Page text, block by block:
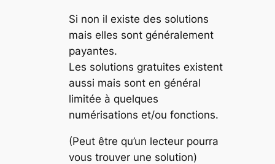
Si non il existe des solutions
mais elles sont généralement
payantes.
Les solutions gratuites existent
aussi mais sont en général
limitée à quelques
numérisations et/ou fonctions.
(Peut être qu’un lecteur pourra
vous trouver une solution)